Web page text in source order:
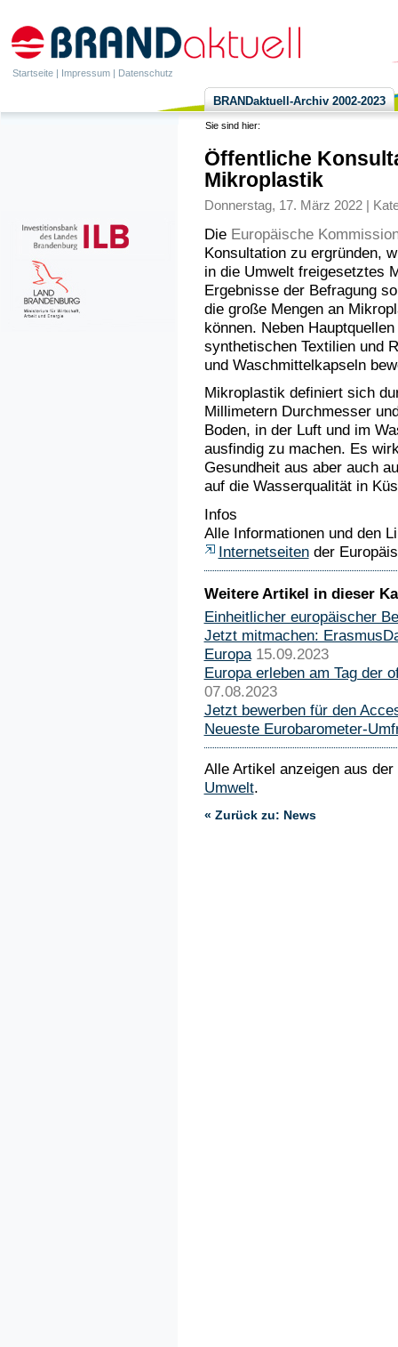
Startseite | Impressum | Datenschutz
BRANDaktuell-Archiv 2002-2023
Sie sind hier:
Öffentliche
Mikroplastik
Donnerstag, 17. März 2022 |
Die Europäische
Konsultation zu ergründen,
in die Umwelt freigesetztes
Ergebnisse der Befragung
die große Mengen an
können. Neben
synthetischen Textilien und
und Waschmittelkapseln
Mikroplastik definiert sich
Millimetern Durchmesser
Boden, in der Luft und im
ausfindig zu machen. Es
Gesundheit aus aber auch
auf die Wasserqualität in
Infos
Alle Informationen und den
Internetseitender
Weitere Artikel in dieser
Einheitlicher europäischer
Jetzt mitmachen:
Europa 15.09.2023
Europa erleben am Tag der
07.08.2023
Jetzt bewerben für den
Neueste Eurobarometer-
Alle Artikel anzeigen aus
Umwelt.
« Zurück zu: News